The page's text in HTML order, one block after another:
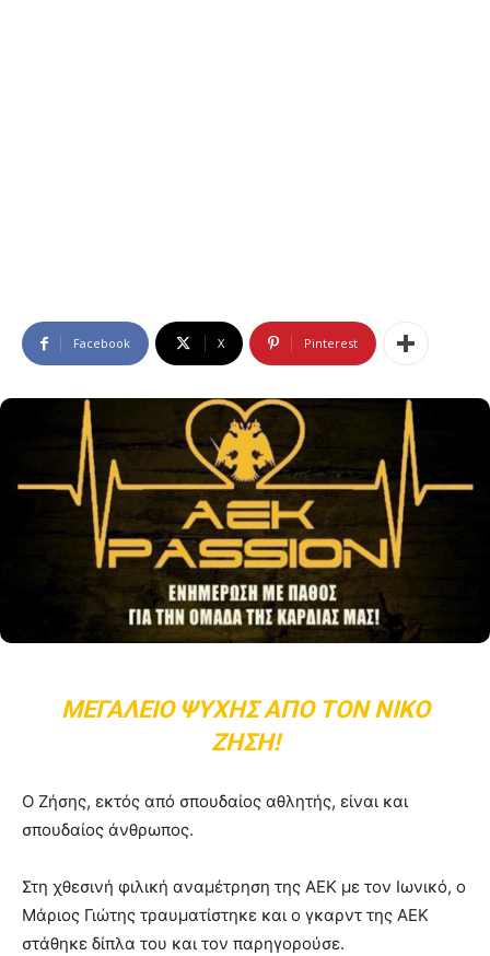
Facebook X Pinterest
ΜΕΓΑΛΕΊΟ ΨΥΧΉΣ ΑΠΌ ΤΟΝ ΝΊΚΟ
ΖΉΣΗ!
Ο Ζήσης, εκτός από σπουδαίος αθλητής, είναι και
σπουδαίος άνθρωπος.
Στη χθεσινή φιλική αναμέτρηση της ΑΕΚ με τον Ιωνικό, ο
Μάριος Γιώτης τραυματίστηκε και ο γκαρντ της ΑΕΚ
στάθηκε δίπλα του και τον παρηγορούσε.